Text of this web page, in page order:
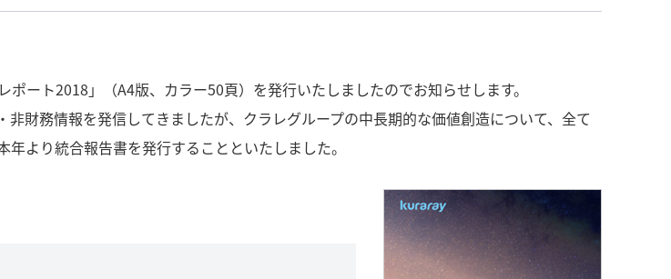
ート2018」（A4版、カラー50頁）を発行いたしましたのでお知らせします。
財務情報を発信してきましたが、クラレグループの中長期的な価値創造について、全て
より統合報告書を発行することといたしました。